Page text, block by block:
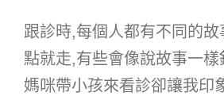
跟診時,每個人都有不同的
點就走,有些會像說故事一樣
媽咪帶小孩來看診卻讓我印